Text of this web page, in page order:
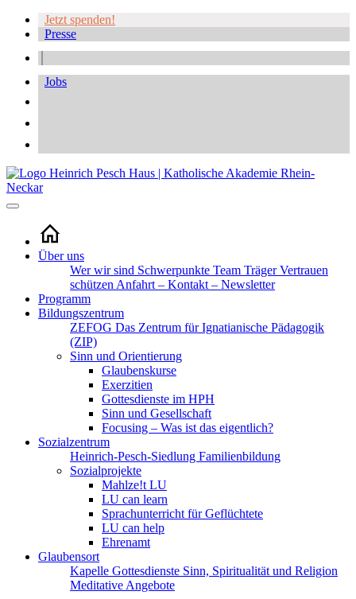
Jetzt spenden!
Presse
Jobs
Über uns
Wer wir sind Schwerpunkte Team TrägerVertrauen
schützen Anfahrt – Kontakt – Newsletter
Programm
Bildungszentrum
ZEFOG Das Zentrum für Ignatianische Pädagogik
(ZIP)
Sinn und Orientierung
Glaubenskurse
Exerzitien
Gottesdienste im HPH
Sinn und Gesellschaft
Focusing – Was ist das eigentlich?
Sozialzentrum
Heinrich-Pesch-Siedlung Familienbildung
Sozialprojekte
Mahlze!t LU
LU can learn
Sprachunterricht für Geflüchtete
LU can help
Ehrenamt
Glaubensort
Kapelle Gottesdienste Sinn, Spiritualität und Religion
Meditative Angebote